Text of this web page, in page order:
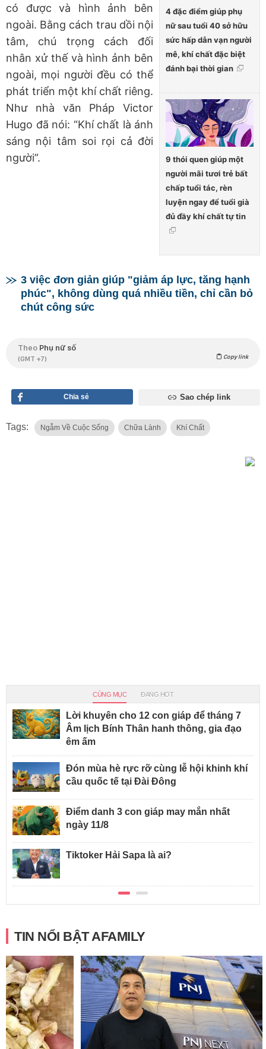
4 đặc điểm giúp phụ
nữ sau tuổi 40 sở hữu
sức hấp dẫn vạn người
mê, khí chất đặc biệt
đánh bại thời gian
9 thói quen giúp một
người mãi tươi trẻ bất
chấp tuổi tác, rèn
luyện ngay để tuổi già
đủ đầy khí chất tự tin
có được và hình ảnh bên
ngoài. Bằng cách trau dồi nội
tâm, chú trọng cách đối
nhân xử thế và hình ảnh bên
ngoài, mọi người đều có thể
phát triển một khí chất riêng.
Như nhà văn Pháp Victor
Hugo đã nói: “Khí chất là ánh
sáng nội tâm soi rọi cả đời
người”.
3 việc đơn giản giúp "giảm áp lực, tăng hạnh
phúc", không dùng quá nhiều tiền, chỉ cần bỏ
chút công sức
Theo Phụ nữ số
(GMT +7) Copy link
Chia sẻ Sao chép link
Tags: Ngẫm Về Cuộc Sống Chữa Lành Khí Chất
CÙNG MỤC ĐANG HOT
Lời khuyên cho 12 con giáp để tháng 7
Âm lịch Bính Thân hanh thông, gia đạo
êm ấm
Đón mùa hè rực rỡ cùng lễ hội khinh khí
cầu quốc tế tại Đài Đông
Điểm danh 3 con giáp may mắn nhất
ngày 11/8
Tiktoker Hải Sapa là ai?
TIN NỔI BẬT AFAMILY